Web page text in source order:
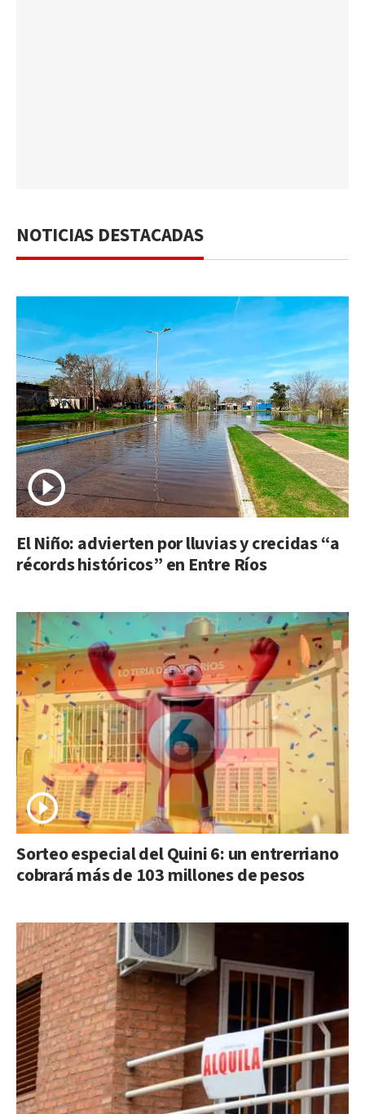
NOTICIAS DESTACADAS
El Niño: advierten por lluvias y crecidas “a
récords históricos” en Entre Ríos
Sorteo especial del Quini 6: un entrerriano
cobrará más de 103 millones de pesos